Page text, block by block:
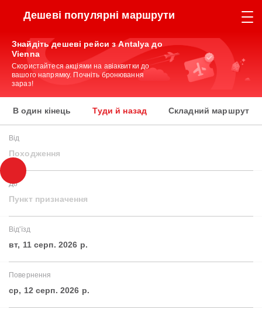
Дешеві популярні маршрути
Знайдіть дешеві рейси з Antalya до
Vienna
Скористайтеся акціями на авіаквитки до
вашого напрямку. Почніть бронювання
зараз!
В один кінець Туди й назад Складний маршрут
Від
Походження
До
Пункт призначення
Від'їзд
вт, 11 серп. 2026 р.
Повернення
ср, 12 серп. 2026 р.